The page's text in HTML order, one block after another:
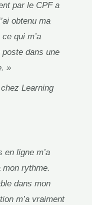
par le CPF a
obtenu ma
qui m’a
dans une
»
Learning
ligne m’a
mon rythme.
dans mon
m’a vraiment